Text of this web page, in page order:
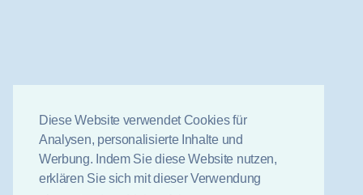
Diese Website verwendet Cookies für
Analysen, personalisierte Inhalte und
Werbung. Indem Sie diese Website nutzen,
erklären Sie sich mit dieser Verwendung